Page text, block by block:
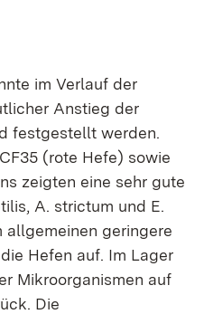
im Verlauf der
Anstieg der
festgestellt werden.
(rote Hefe) sowie
zeigten eine sehr gute
A. strictum und E.
allgemeinen geringere
Hefen auf. Im Lager
Mikroorganismen auf
Die